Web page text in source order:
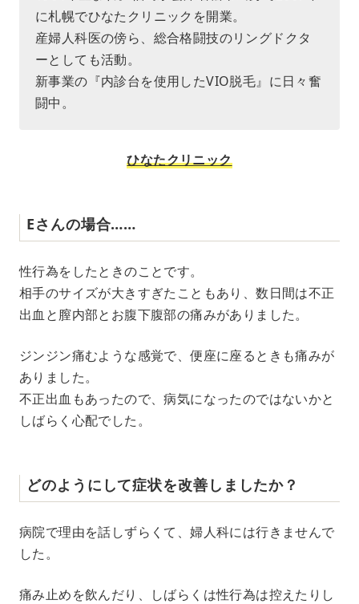
に札幌でひなたクリニックを開業。
産婦人科医の傍ら、総合格闘技のリングドクタ
ーとしても活動。
新事業の『内診台を使用したVIO脱毛』に日々奮
闘中。
ひなたクリニック
Eさんの場合……
性行為をしたときのことです。
相手のサイズが大きすぎたこともあり、数日間は不正
出血と膣内部とお腹下腹部の痛みがありました。
ジンジン痛むような感覚で、便座に座るときも痛みが
ありました。
不正出血もあったので、病気になったのではないかと
しばらく心配でした。
どのようにして症状を改善しましたか？
病院で理由を話しずらくて、婦人科には行きませんで
した。
痛み止めを飲んだり、しばらくは性行為は控えたりし